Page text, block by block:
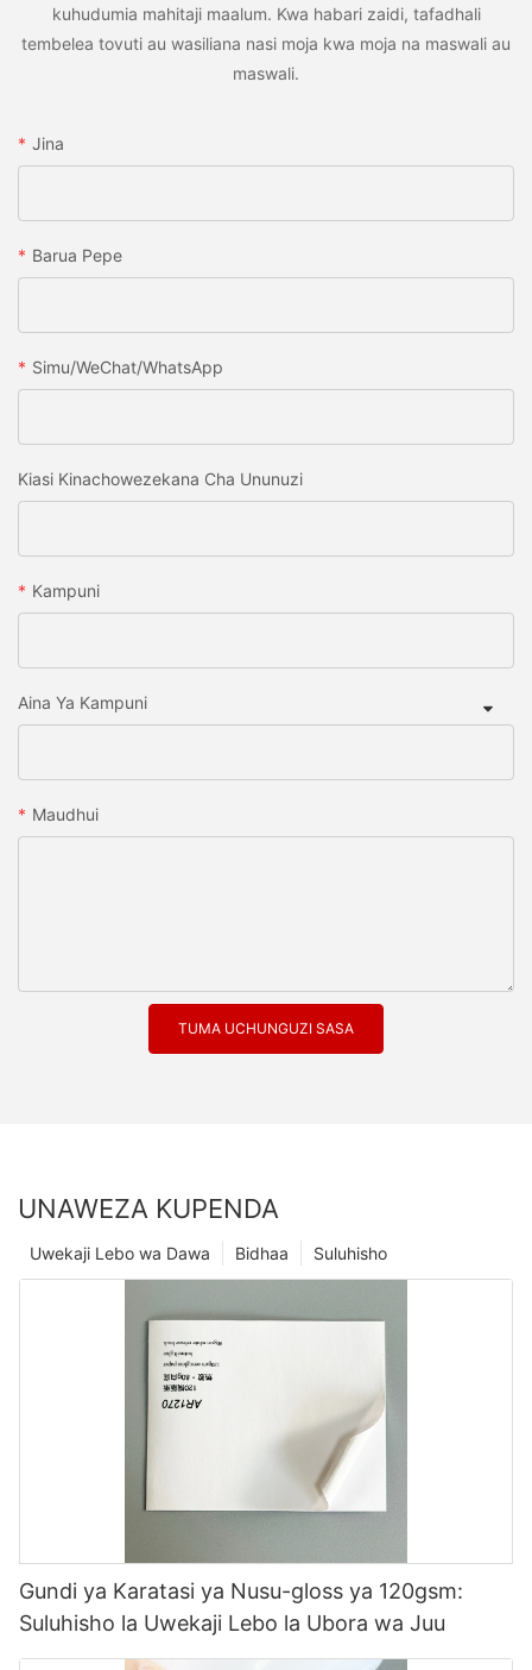
kuhudumia mahitaji maalum. Kwa habari zaidi, tafadhali
tembelea tovuti au wasiliana nasi moja kwa moja na maswali au
maswali.
Jina
Barua Pepe
Simu/WeChat/WhatsApp
Kiasi Kinachowezekana Cha Ununuzi
Kampuni
Aina Ya Kampuni
Maudhui
TUMA UCHUNGUZI SASA
UNAWEZA KUPENDA
Suluhisho
Bidhaa
Uwekaji Lebo wa Dawa
Gundi ya Karatasi ya Nusu-gloss ya 120gsm:
Suluhisho la Uwekaji Lebo la Ubora wa Juu